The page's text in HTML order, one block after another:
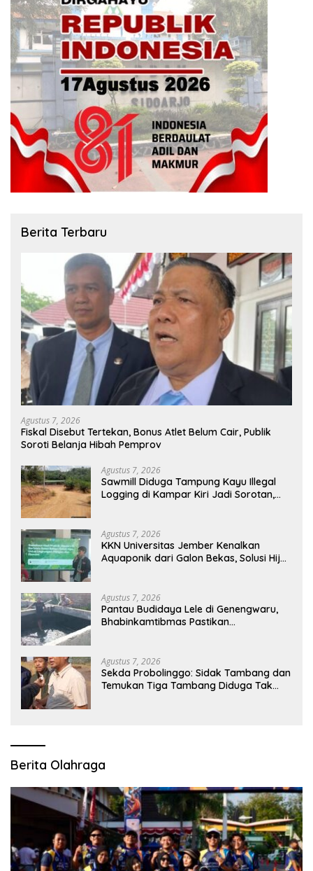
Berita Terbaru
Agustus 7, 2026
Fiskal Disebut Tertekan, Bonus Atlet Belum Cair, Publik
Soroti Belanja Hibah Pemprov
Agustus 7, 2026
Sawmill Diduga Tampung Kayu Illegal
Logging di Kampar Kiri Jadi Sorotan,
Agustus 7, 2026
KKN Universitas Jember Kenalkan
Aquaponik dari Galon Bekas, Solusi Hijau
Agustus 7, 2026
Pantau Budidaya Lele di Genengwaru,
Bhabinkamtibmas Pastikan
Agustus 7, 2026
Sekda Probolinggo: Sidak Tambang dan
Temukan Tiga Tambang Diduga Tak
Berita Olahraga